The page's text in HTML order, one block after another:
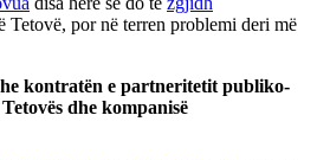
Tetovë, por në terren problemi deri më
kontratën e partneritetit publiko-
dhe kompanisë